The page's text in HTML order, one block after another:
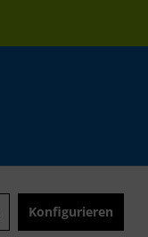
Konfigurieren